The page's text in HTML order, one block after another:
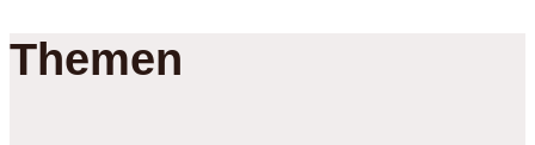
Themen